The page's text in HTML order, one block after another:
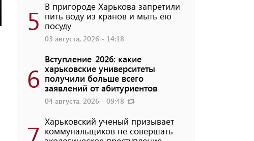
5 В пригороде Харькова запретили
пить воду из кранов и мыть ею
посуду
03 августа, 2026 - 14:18
6
Вступление-2026: какие
харьковские университеты
получили больше всего
заявлений от абитуриентов
04 августа, 2026 - 09:48
Харьковский ученый призывает
коммунальщиков не совершать